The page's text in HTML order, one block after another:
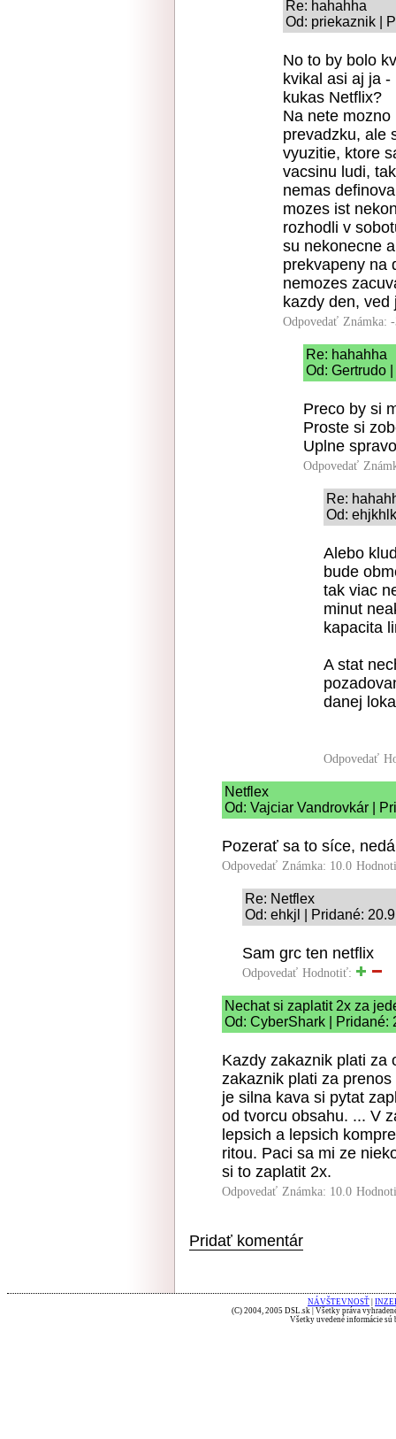
Re: hahahha
Od: priekaznik |
No to by bolo
kvikal asi aj ja
kukas Netflix?
Na nete
prevadzku, ale
vyuzitie, ktore
vacsinu ludi,
nemas
mozes ist
rozhodli v
su nekonecne
prekvapeny na
nemozes
kazdy den,
Odpovedať Známka:
Re: hahahha
Od: Gertrudo
Preco by si
Proste si
Uplne
Odpovedať
Re:
Od:
Alebo
bude
tak viac
minut
kapacita
A stat
danej
Odpovedať
Netflex
Od: Vajciar Vandrovkár |
Pozerať sa to síce,
Odpovedať Známka: 10.0
Re: Netflex
Od: ehkjl | Pridané:
Sam grc ten netflix
Odpovedať Hodnotiť:
Nechat si zaplatit 2x za
Od: CyberShark | Pridané:
Kazdy zakaznik plati za
zakaznik plati za
je silna kava si pytat
od tvorcu obsahu. ... V
lepsich a lepsich
ritou. Paci sa mi ze
si to zaplatit 2x.
Odpovedať Známka: 10.0
Pridať komentár
NÁVŠTEVNOSŤ
(C) 2004, 2005 DSL.sk | Všetky práva
Všetky uvedené informácie sú